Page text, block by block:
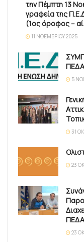
την Πέμπτη 13
γραφεία της
(1ος όροφος –
11 ΝΟΕΜΒΡΊΟΥ 2025
5
31
23
23